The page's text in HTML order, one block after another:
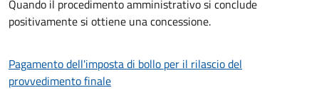
Quando il procedimento amministrativo si conclude
positivamente si ottiene una concessione.
Pagamento dell'imposta di bollo per il rilascio del
provvedimento finale